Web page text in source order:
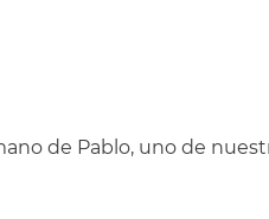
de Pablo, uno de